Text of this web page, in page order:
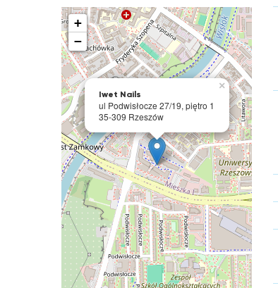
Iwet Nails
ul Podwisłocze 27/19, piętro 1
35-309 Rzeszów
×
+
−